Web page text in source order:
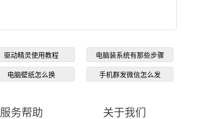
驱动精灵使用教程 电脑装系统有那些步骤
电脑壁纸怎么换 手机群发微信怎么发
服务帮助 关于我们